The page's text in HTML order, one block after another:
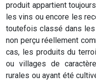
produit appartient
les vins ou encore les
toutefois classé dans
non perçu réellement
cas, les produits du
ou villages de
rurales ou ayant été